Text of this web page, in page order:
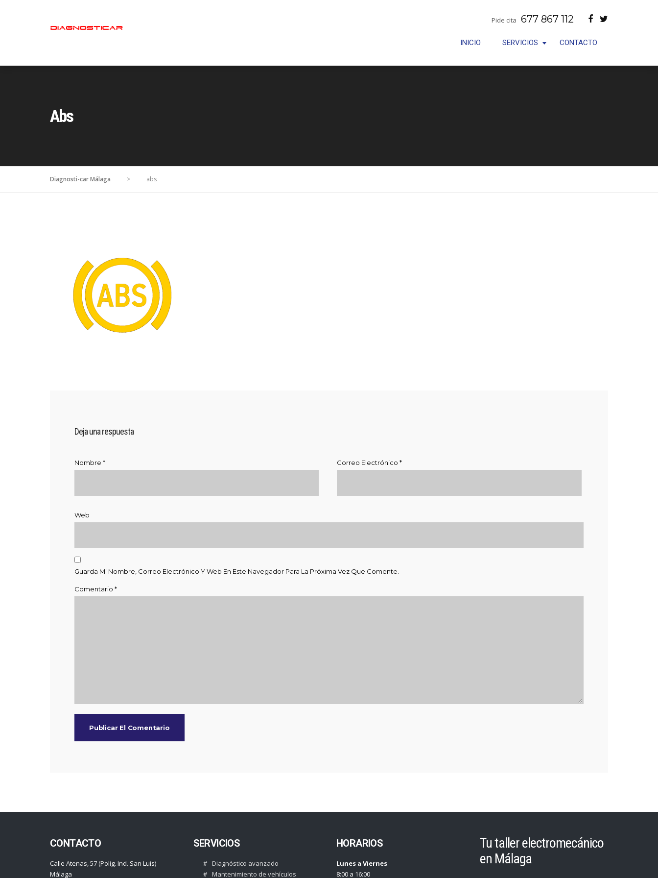
Pide cita 677 867 112
INICIO SERVICIOS CONTACTO
Abs
Diagnosti-car Málaga > abs
Deja una respuesta
Nombre * Correo Electrónico*
Web
Guarda Mi Nombre, Correo Electrónico Y Web En Este Navegador Para La Próxima Vez Que Comente.
Comentario *
CONTACTO
Calle Atenas, 57 (Polig. Ind. San Luis)
Málaga
SERVICIOS
Diagnóstico avanzado
Mantenimiento de vehículos
HORARIOS
Lunes a Viernes
8:00 a 16:00
Tu taller electromecánico
en Málaga